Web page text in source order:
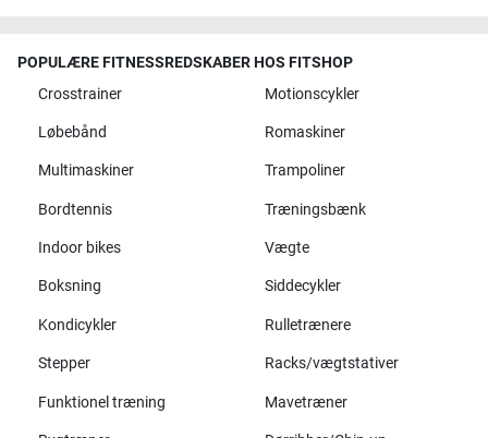
POPULÆRE FITNESSREDSKABER HOS FITSHOP
Crosstrainer
Motionscykler
Løbebånd Romaskiner
Multimaskiner Trampoliner
Bordtennis Træningsbænk
Indoor bikes Vægte
Boksning Siddecykler
Kondicykler Rulletrænere
Stepper Racks/vægtstativer
Funktionel træning Mavetræner